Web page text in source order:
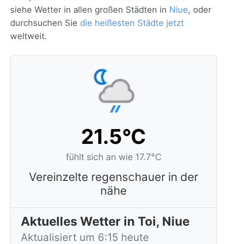
siehe Wetter in allen großen Städten in Niue, oder
durchsuchen Sie die heißesten Städte jetzt
weltweit.
21.5°C
fühlt sich an wie 17.7°C
Vereinzelte regenschauer in der
nähe
Aktuelles Wetter in Toi, Niue
Aktualisiert um 6:15 heute